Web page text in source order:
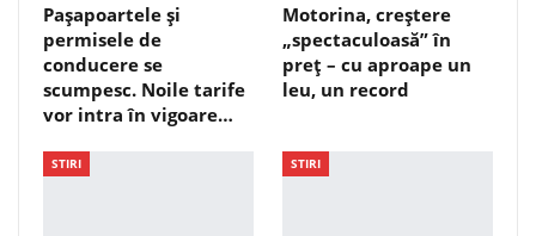
Pașapoartele și
permisele de
conducere se
scumpesc. Noile tarife
vor intra în vigoare…
Motorina, creștere
„spectaculoasă” în
preț – cu aproape un
leu, un record
STIRI STIRI